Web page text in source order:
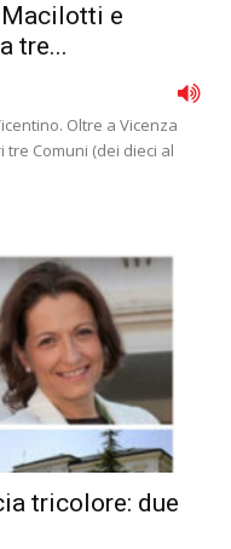
e
tre...
Oltre a Vicenza
Comuni (dei dieci al
tricolore: due